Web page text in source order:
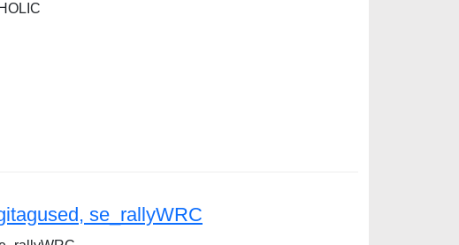
se_rallyWRC